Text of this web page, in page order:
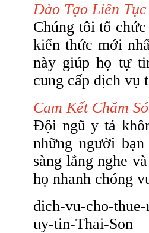
Đào Tạo Liên Tục
Chúng tôi tổ
kiến thức mới
này giúp họ tự
cung cấp dịch vụ
Cam Kết Chăm
Đội ngũ y tá
những người
sàng lắng nghe
họ nhanh chóng
dich-vu-cho-
uy-tin-Thai-Son